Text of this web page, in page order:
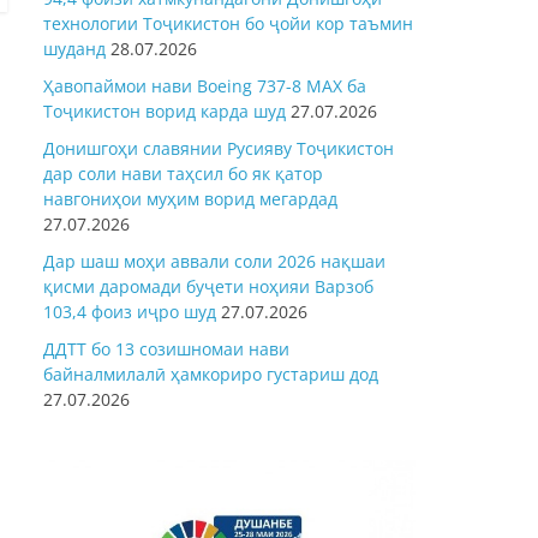
технологии Тоҷикистон бо ҷойи кор таъмин
шуданд 28.07.2026
Ҳавопаймои нави Boeing 737-8 MAX ба
Тоҷикистон ворид карда шуд 27.07.2026
Донишгоҳи славянии Русияву Тоҷикистон
дар соли нави таҳсил бо як қатор
навгониҳои муҳим ворид мегардад
27.07.2026
Дар шаш моҳи аввали соли 2026 нақшаи
қисми даромади буҷети ноҳияи Варзоб
103,4 фоиз иҷро шуд 27.07.2026
ДДТТ бо 13 созишномаи нави
байналмилалӣ ҳамкориро густариш дод
27.07.2026